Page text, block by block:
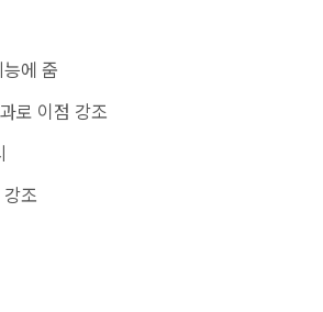
에 줌
로 이점 강조
조